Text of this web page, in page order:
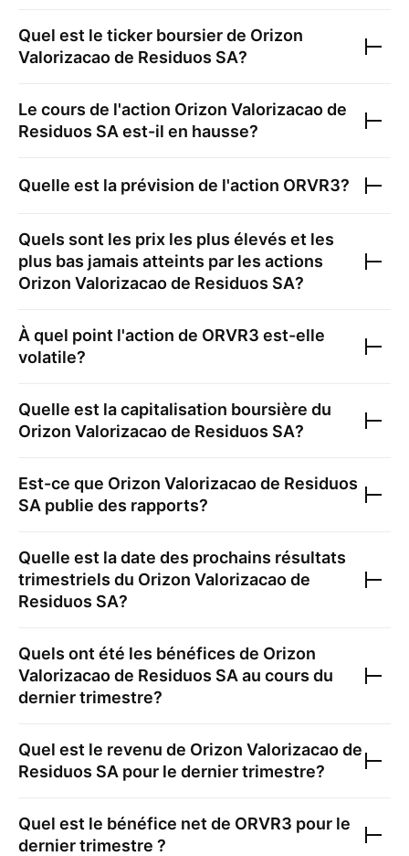
Quel est le ticker boursier de Orizon
Valorizacao de Residuos SA?
Le cours de l'action Orizon Valorizacao de
Residuos SA est-il en hausse?
Quelle est la prévision de l'action ORVR3?
Quels sont les prix les plus élevés et les
plus bas jamais atteints par les actions
Orizon Valorizacao de Residuos SA?
À quel point l'action de ORVR3 est-elle
volatile?
Quelle est la capitalisation boursière du
Orizon Valorizacao de Residuos SA?
Est-ce que Orizon Valorizacao de Residuos
SA publie des rapports?
Quelle est la date des prochains résultats
trimestriels du Orizon Valorizacao de
Residuos SA?
Quels ont été les bénéfices de Orizon
Valorizacao de Residuos SA au cours du
dernier trimestre?
Quel est le revenu de Orizon Valorizacao de
Residuos SA pour le dernier trimestre?
Quel est le bénéfice net de ORVR3 pour le
dernier trimestre ?